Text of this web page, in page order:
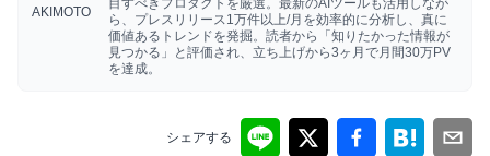
AKIMOTO
目すべきプロダクトを厳選。最新のAIツールも活用しなが
ら、プレスリリース1万件以上/月を効率的に分析し、真に
価値あるトレンドを発掘。読者から「知りたかった情報が
見つかる」と評価され、立ち上げから3ヶ月で月間30万PV
を達成。
シェアする